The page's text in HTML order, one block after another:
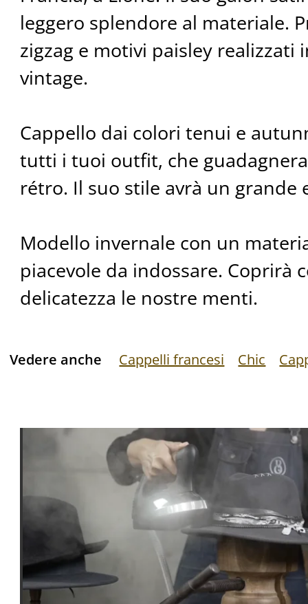
leggero splendore al materiale.
zigzag e motivi paisley realizzati
vintage.
Cappello dai colori tenui e
tutti i tuoi outfit, che
rétro. Il suo stile avrà un grande
Modello invernale con un
piacevole da indossare. Coprirà
delicatezza le nostre menti.
Vedere anche Cappelli francesi Chic